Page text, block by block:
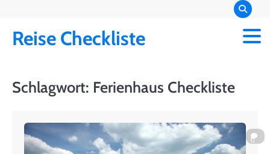
content
Reise Checkliste
Schlagwort: Ferienhaus Checkliste
0